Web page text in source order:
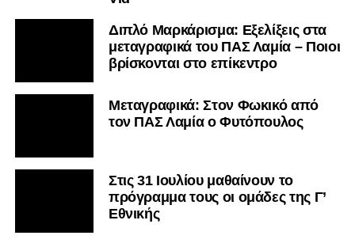
Διπλό Μαρκάρισμα: Εξελίξεις στα
μεταγραφικά του ΠΑΣ Λαμία – Ποιοι
βρίσκονται στο επίκεντρο
Μεταγραφικά: Στον Φωκικό από
τον ΠΑΣ Λαμία ο Φυτόπουλος
Στις 31 Ιουλίου μαθαίνουν το
πρόγραμμα τους οι ομάδες της Γ’
Εθνικής